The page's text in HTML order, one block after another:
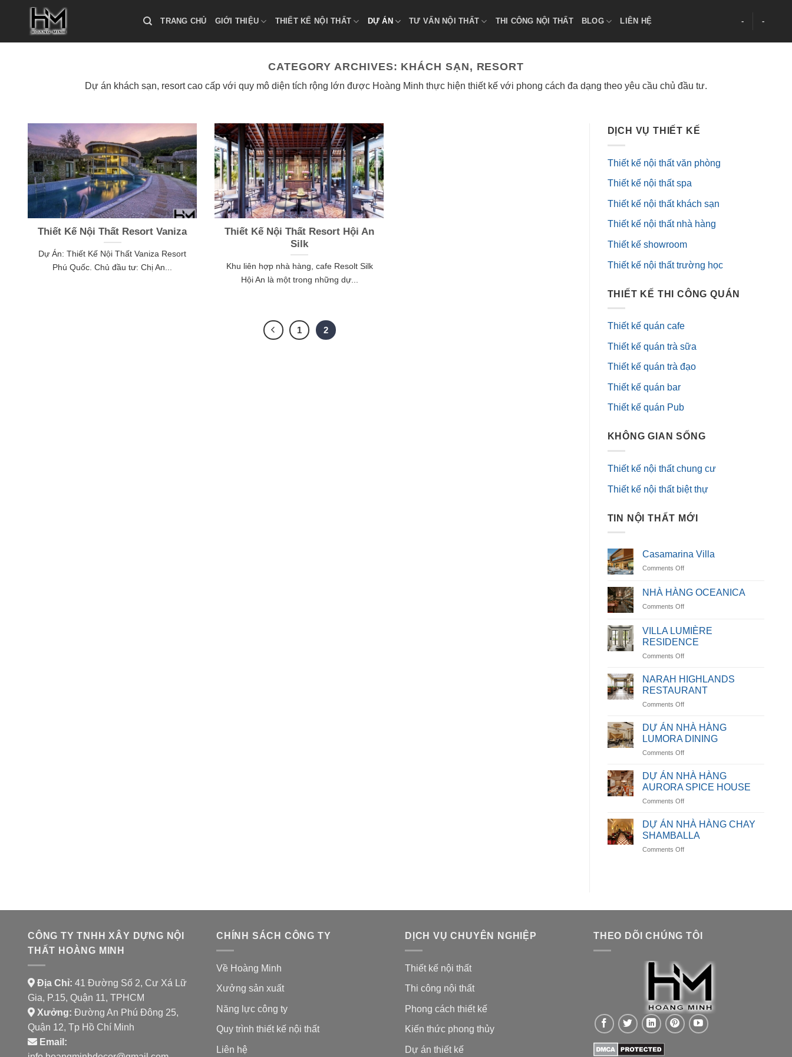
TRANG CHỦ GIỚI THIỆU THIẾT KẾ NỘI THẤT DỰ ÁN TƯ VẤN NỘI THẤT THI CÔNG NỘI THẤT BLOG LIÊN HỆ - -
CATEGORY ARCHIVES: KHÁCH SẠN, RESORT
Dự án khách sạn, resort cao cấp với quy mô diện tích rộng lớn được Hoàng Minh thực hiện thiết kế với phong cách đa dạng theo yêu cầu chủ đầu tư.
Thiết Kế Nội Thất Resort Vaniza
Dự Án: Thiết Kế Nội Thất Vaniza Resort
Phú Quốc. Chủ đầu tư: Chị An...
Thiết Kế Nội Thất Resort Hội An
Silk
Khu liên hợp nhà hàng, cafe Resolt Silk
Hội An là một trong những dự...
1 2
DỊCH VỤ THIẾT KẾ
Thiết kế nội thất văn phòng
Thiết kế nội thất spa
Thiết kế nội thất khách sạn
Thiết kế nội thất nhà hàng
Thiết kế showroom
Thiết kế nội thất trường học
THIẾT KẾ THI CÔNG QUÁN
Thiết kế quán cafe
Thiết kế quán trà sữa
Thiết kế quán trà đạo
Thiết kế quán bar
Thiết kế quán Pub
KHÔNG GIAN SỐNG
Thiết kế nội thất chung cư
Thiết kế nội thất biệt thự
TIN NỘI THẤT MỚI
Casamarina Villa
Comments Offon
Villa
NHÀ HÀNG OCEANICA
Comments Offon
HÀNG
OCEANICA
VILLA LUMIÈRE
RESIDENCE
Comments Offon
LUMIÈRE
RESIDENCE
NARAH HIGHLANDS
RESTAURANT
Comments Offon
HIGHLANDS
RESTAURANT
DỰ ÁN NHÀ HÀNG
LUMORA DINING
Comments Offon
ÁN
NHÀ
HÀNG
LUMORA
DỰ ÁN NHÀ HÀNG
AURORA SPICE HOUSE
Comments Offon
ÁN
NHÀ
HÀNG
AURORA
DỰ ÁN NHÀ HÀNG CHAY
SHAMBALLA
Comments Offon
SHAMBALLA
CÔNG TY TNHH XÂY DỰNG NỘI
THẤT HOÀNG MINH
Địa Chỉ: 41 Đường Số 2, Cư Xá Lữ
Gia, P.15, Quận 11, TPHCM
Xưởng: Đường An Phú Đông 25,
Quận 12, Tp Hồ Chí Minh
Email:
CHÍNH SÁCH CÔNG TY
Về Hoàng Minh
Xưởng sản xuất
Năng lực công ty
Quy trình thiết kế nội thất
Liên hệ
DỊCH VỤ CHUYÊN NGHIỆP
Thiết kế nội thất
Thi công nội thất
Phong cách thiết kế
Kiến thức phong thủy
Dự án thiết kế
THEO DÕI CHÚNG TÔI